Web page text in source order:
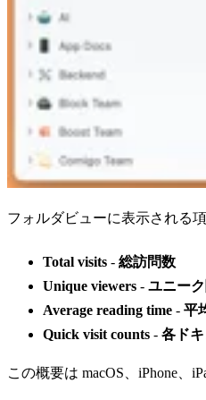
フォルダビューに表示される項
Total visits - 総訪問数
Unique viewers - ユニー
Average reading time - 平
Quick visit counts - 各ド
この概要は macOS、iPhone、